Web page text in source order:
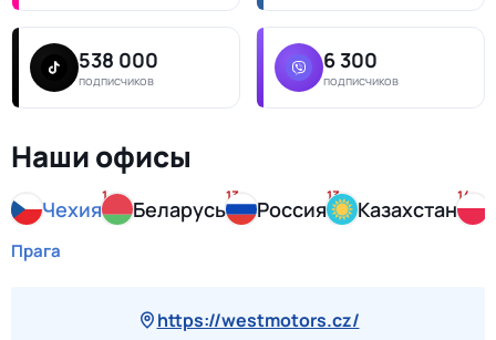
538 000
подписчиков
6 300
подписчиков
Наши офисы
Чехия
1
Беларусь
13
Россия
13
Казахстан
14
Прага
https://westmotors.cz/